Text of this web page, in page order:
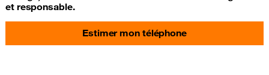
et responsable.
Estimer mon téléphone